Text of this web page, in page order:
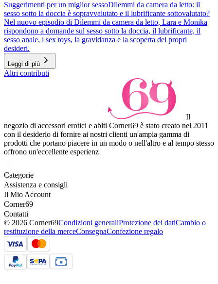
Suggerimenti per un miglior sessoDilemmi da camera da letto: il
sesso sotto la doccia è sopravvalutato e il lubrificante sottovalutato?
Nel nuovo episodio di Dilemmi da camera da letto, Lara e Monika
rispondono a domande sul sesso sotto la doccia, il lubrificante, il
sesso anale, i sex toys, la gravidanza e la scoperta dei propri
desideri.
Leggi di più
Altri contributi
Il
negozio di accessori erotici e abiti Corner69 è stato creato nel 2011
con il desiderio di fornire ai nostri clienti un'ampia gamma di
prodotti che portano piacere in un modo o nell'altro e al tempo stesso
offrono un'eccellente esperienz
Categorie
Assistenza e consigli
Il Mio Account
Corner69
Contatti
© 2026 Corner69Condizioni generaliProtezione dei datiCambio o
restituzione della merceConsegnaConfezione regalo